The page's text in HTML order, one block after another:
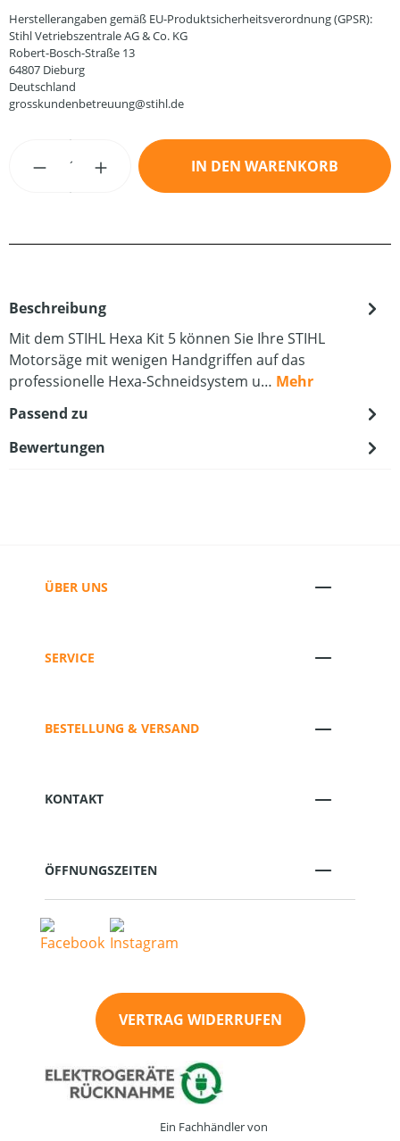
Herstellerangaben gemäß EU-Produktsicherheitsverordnung (GPSR):
Stihl Vetriebszentrale AG & Co. KG
Robert-Bosch-Straße 13
64807 Dieburg
Deutschland
grosskundenbetreuung@stihl.de
Produkt Anzahl: Gib den gewünschten
IN DEN WARENKORB
Beschreibung
Mit dem STIHL Hexa Kit 5 können Sie Ihre STIHL
Motorsäge mit wenigen Handgriffen auf das
professionelle Hexa-Schneidsystem u… Mehr
Passend zu
Bewertungen
ÜBER UNS
SERVICE
BESTELLUNG & VERSAND
KONTAKT
ÖFFNUNGSZEITEN
VERTRAG WIDERRUFEN
Ein Fachhändler von